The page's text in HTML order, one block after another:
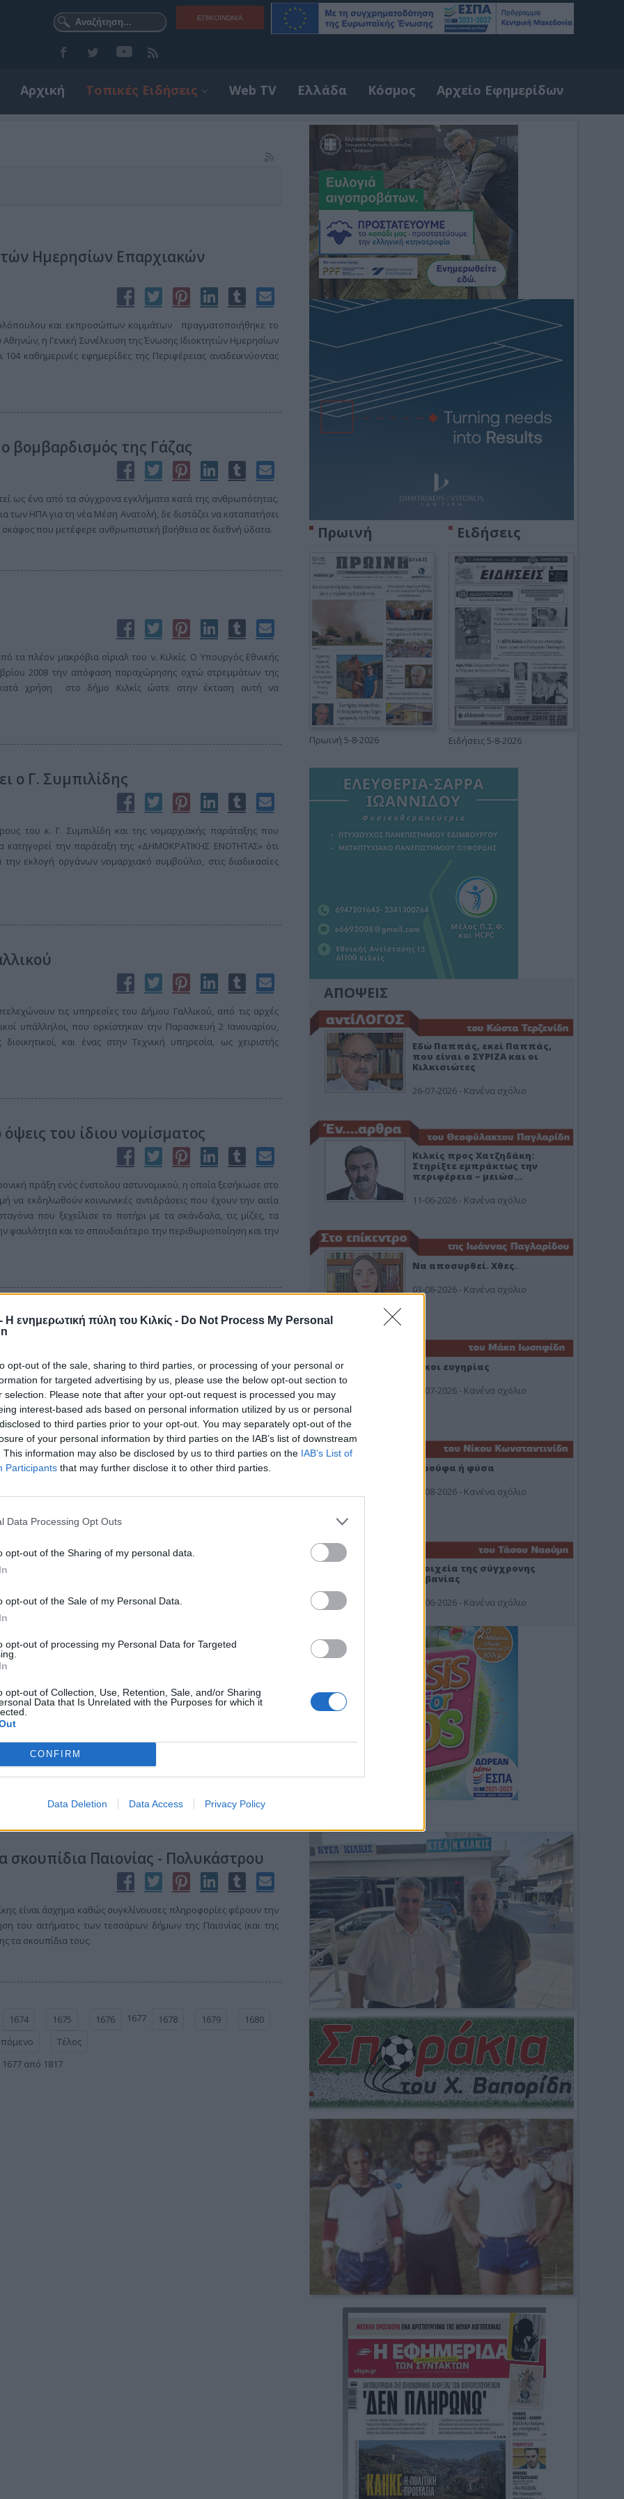
Η ενημερωτική πύλη του Κιλκίς - Do Not Process My Personal
opt-out of the sale, sharing to third parties, or processing of your personal or
for targeted advertising by us, please use the below opt-out section to
selection. Please note that after your opt-out request is processed you may
interest-based ads based on personal information utilized by us or personal
to third parties prior to your opt-out. You may separately opt-out of the
of your personal information by third parties on the IAB’s list of downstream
This information may also be disclosed by us to third parties on the IAB’s List of
Participants that may further disclose it to other third parties.
Data Processing Opt Outs
opt-out of the Sharing of my personal data.
opt-out of the Sale of my Personal Data.
opt-out of processing my Personal Data for Targeted
opt-out of Collection, Use, Retention, Sale, and/or Sharing
Data that Is Unrelated with the Purposes for which it
CONFIRM
Data Deletion Data Access Privacy Policy
ΕΠΙΚΟΙΝΩΝΊΑ
Αρχική Τοπικές Ειδήσεις Web TV Ελλάδα Κόσμος Αρχείο Εφημερίδων
Ημερησίων Επαρχιακών
και εκπροσώπων κομμάτων πραγματοποιήθηκε το
η Γενική Συνέλευση της Ένωσης Ιδιοκτητών Ημερησίων
καθημερινές εφημερίδες της Περιφέρειας αναδεικνύοντας
βομβαρδισμός της Γάζας
ως ένα από τα σύγχρονα εγκλήματα κατά της ανθρωπότητας.
ΗΠΑ για τη νέα Μέση Ανατολή, δε διστάζει να καταπατήσει
σκάφος που μετέφερε ανθρωπιστική βοήθεια σε διεθνή ύδατα.
τα πλέον μακρόβια σίριαλ του ν. Κιλκίς. Ο Υπουργός Εθνικής
2008 την απόφαση παραχώρησης οχτώ στρεμμάτων της
χρήση στο δήμο Κιλκίς ώστε στην έκταση αυτή να
ο Γ. Συμπιλίδης
του κ. Γ. Συμπιλίδη και της νομαρχιακής παράταξης που
κατηγορεί την παράταξη της «ΔΗΜΟΚΡΑΤΙΚΗΣ ΕΝΟΤΗΤΑΣ» ότι
εκλογή οργάνων νομαρχιακό συμβούλιο, στις διαδικασίες
τις υπηρεσίες του Δήμου Γαλλικού, από τις αρχές
υπάλληλοι, που ορκίστηκαν την Παρασκευή 2 Ιανουαρίου,
και ένας στην Τεχνική υπηρεσία, ως χειριστής
του ίδιου νομίσματος
πράξη ενός ένστολου αστυνομικού, η οποία ξεσήκωσε στο
να εκδηλωθούν κοινωνικές αντιδράσεις που έχουν την αιτία
που ξεχείλισε το ποτήρι με τα σκάνδαλα, τις μίζες, τα
φαυλότητα και το σπουδαιότερο την περιθωριοποίηση και την
Δικτύου
εργασίας του Δικτύου μαθητών, φοιτητών, σπουδαστών και
θέμα συζήτησης την ανάληψη νέων πρωτοβουλιών από το
έτος. Τα μέλη του Δικτύου αναφέρθηκαν επίσης στην
Ν. Τεμπονέρα.
ΝΗΡΕΑ
το δικό του μήνυμα, συμμετέχοντας στις γιορτινές
χριστουγεννιάτικων ιστοριών, μεταφέροντας μικρούς
όπου όλες οι ευχές πραγματοποιούνται και οι καρδιές
Ευρωπού, έχοντας πρόταση από την εταιρία INTER-PRO-DE
οποία δραστηριοποιείται στη χώρα μας -κατασκευάζει
απόφαση συνεργασίας μαζί της.
Γραμματικός παρουσίασε και ανέλυσε το πρόγραμμα
σκουπίδια Παιονίας - Πολυκάστρου
είναι άσχημα καθώς συγκλίνουσες πληροφορίες φέρουν την
του αιτήματος των τεσσάρων δήμων της Παιονίας (και της
τα σκουπίδια τους.
1674 1675 1676 1677 1678 1679
1680
Τέλος
1677 από 1817
Πρωινή
Πρωινή 5-8-2026
Ειδήσεις
Ειδήσεις 5-8-2026
ΑΠΟΨΕΙΣ
Εδώ Παππάς, εκεί Παππάς,
που είναι ο ΣΥΡΙΖΑ και οι
Κιλκισιώτες
26-07-2026 - Κανένα σχόλιο
Κιλκίς προς Χατζηδάκη:
Στηρίξτε εμπράκτως την
περιφέρεια – μειώσ…
11-06-2026 - Κανένα σχόλιο
Να αποσυρθεί. Χθες.
03-08-2026 - Κανένα σχόλιο
Οίκοι ευγηρίας
24-07-2026 - Κανένα σχόλιο
Ή ρούφα ή φύσα
03-08-2026 - Κανένα σχόλιο
Στοιχεία της σύγχρονης
Αλβανίας
19-06-2026 - Κανένα σχόλιο